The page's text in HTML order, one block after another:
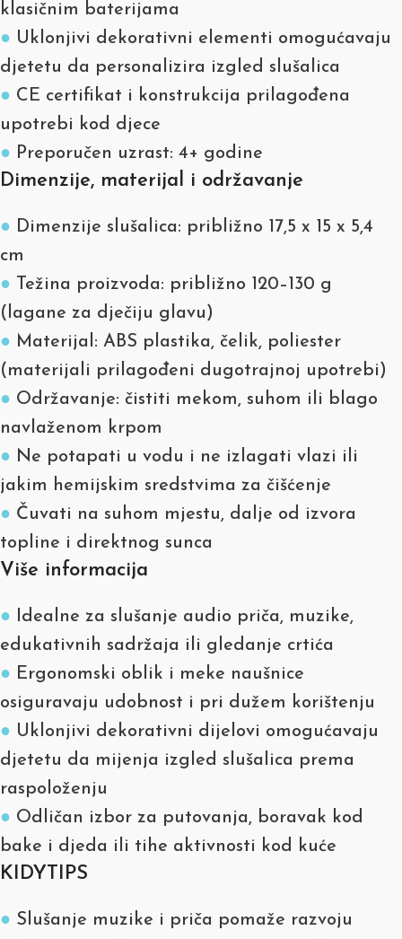
klasičnim baterijama
● Uklonjivi dekorativni elementi omogućavaju
djetetu da personalizira izgled slušalica
● CE certifikat i konstrukcija prilagođena
upotrebi kod djece
● Preporučen uzrast: 4+ godine
Dimenzije, materijal i održavanje
● Dimenzije slušalica: približno 17,5 x 15 x 5,4
cm
● Težina proizvoda: približno 120–130 g
(lagane za dječiju glavu)
● Materijal: ABS plastika, čelik, poliester
(materijali prilagođeni dugotrajnoj upotrebi)
● Održavanje: čistiti mekom, suhom ili blago
navlaženom krpom
● Ne potapati u vodu i ne izlagati vlazi ili
jakim hemijskim sredstvima za čišćenje
● Čuvati na suhom mjestu, dalje od izvora
topline i direktnog sunca
Više informacija
● Idealne za slušanje audio priča, muzike,
edukativnih sadržaja ili gledanje crtića
● Ergonomski oblik i meke naušnice
osiguravaju udobnost i pri dužem korištenju
● Uklonjivi dekorativni dijelovi omogućavaju
djetetu da mijenja izgled slušalica prema
raspoloženju
● Odličan izbor za putovanja, boravak kod
bake i djeda ili tihe aktivnosti kod kuće
KIDYTIPS
● Slušanje muzike i priča pomaže razvoju